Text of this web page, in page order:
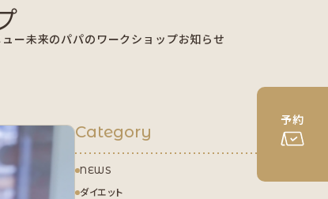
ー未来のパパのワークショップお知らせ
予約
Category
NEWS
ダイエット